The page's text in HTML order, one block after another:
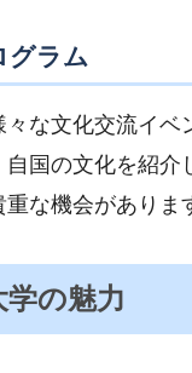
グラム
々な文化交流イベ
自国の文化を紹介
な機会がありま
学の魅力